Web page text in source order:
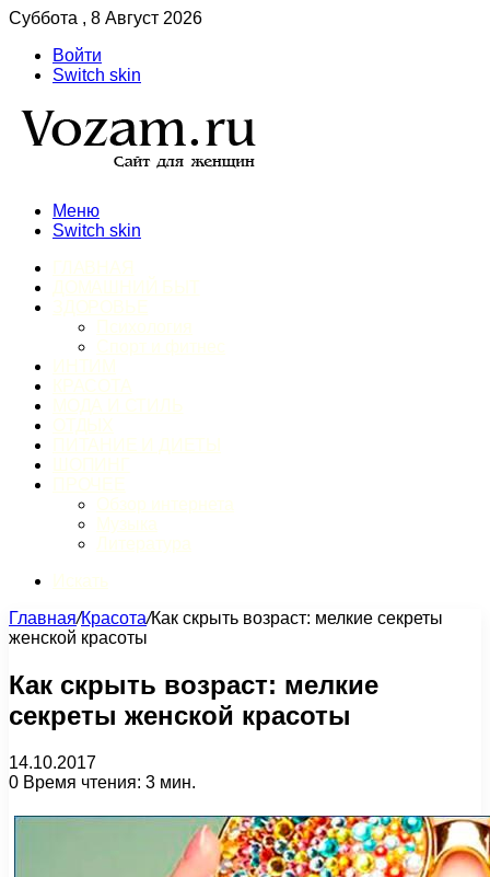
Суббота , 8 Август 2026
Войти
Switch skin
Меню
Switch skin
Главная/Красота/Как скрыть возраст: мелкие секреты
женской красоты
Как скрыть возраст: мелкие
секреты женской красоты
14.10.2017
0 Время чтения: 3 мин.